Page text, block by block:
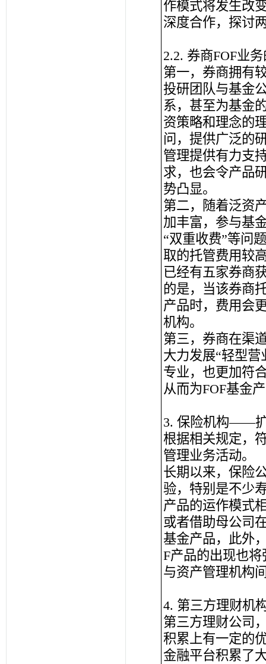
作模式将发生改
深度合作，探讨
2.2. 券商FOF业
第一，券商拥有
投研团队与基金
系，甚至为基金
资策略和理念的
问，提供广泛的
管理提供有力支
求，也会令产品
势凸显。
第二，随着泛资
加丰富，参与基
“双重收费”等问
取的托管费用较
已经有五家券商
的是，当该券商
产品时，费用会
机构。
第三，券商在渠
大力发展“轻型
专业，也更加符
从而为FOF基金
3. 保险机构——
根据相关规定，
管理业务活动。
长期以来，保险
验，特别是不少
产品的运作模式
或者借助母公司
基金产品，此外
F产品的出现也
与资产管理机构
4. 第三方理财机
第三方理财公司
积累上有一定的
金融平台积累了